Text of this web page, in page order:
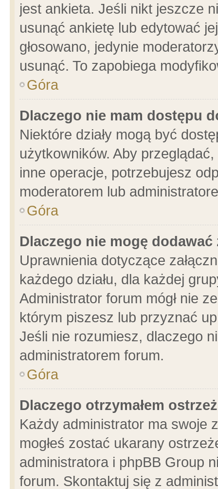
jest ankieta. Jeśli nikt jeszcze
usunąć ankietę lub edytować
głosowano, jedynie
usunąć. To zapobiega
Góra
Dlaczego nie mam dostępu
Niektóre działy mogą być
użytkowników. Aby
inne operacje, potrzebujesz
moderatorem lub
Góra
Dlaczego nie mogę dodawać
Uprawnienia dotyczące
każdego działu, dla każdej
Administrator forum mógł nie
którym piszesz lub przyznać
Jeśli nie rozumiesz, dlaczego
administratorem forum.
Góra
Dlaczego otrzymałem
Każdy administrator ma swoje
mogłeś zostać ukarany
administratora i phpBB Group
forum. Skontaktuj się z